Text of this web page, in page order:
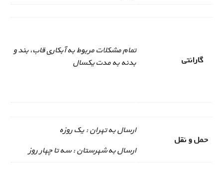
گارانتی
تمام مشکلات مربوط به آبکاری قاب، بند و
بدنه به مدت یکسال
حمل و نقل
ارسال به تهران : یک روزه
ارسال به شهرستان : سه تا چهار روز